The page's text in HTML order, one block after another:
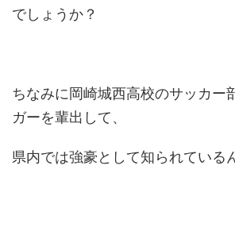
でしょうか？
ちなみに岡崎城西高校のサッカー
ガーを輩出して、
県内では強豪として知られている